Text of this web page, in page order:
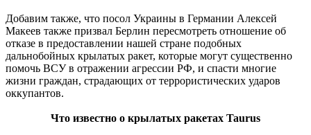
Добавим также, что посол Украины в Германии Алексей
Макеев также призвал Берлин пересмотреть отношение об
отказе в предоставлении нашей стране подобных
дальнобойных крылатых ракет, которые могут существенно
помочь ВСУ в отражении агрессии РФ, и спасти многие
жизни граждан, страдающих от террористических ударов
оккупантов.
Что известно о крылатых ракетах Taurus